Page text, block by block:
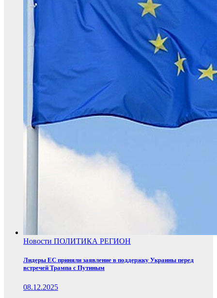
Новости ПОЛИТИКА РЕГИОН
Лидеры ЕС приняли заявление в поддержку Украины перед
встречей Трампа с Путиным
08.12.2025